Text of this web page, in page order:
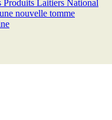
Produits Laitiers National
nouvelle tomme